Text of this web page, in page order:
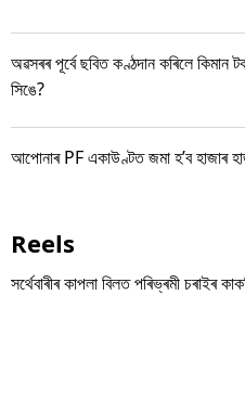
অৱসৰৰ পূৰ্বে ছবিত কণ্ঠদান কৰিলে কিমান
সিঙে?
আপোনাৰ PF একাউণ্টত জমা হ’ব হাজাৰ
Reels
সৰ্থেবাৰীৰ কাপলা বিলত পৰিভ্ৰমী চৰাইৰ